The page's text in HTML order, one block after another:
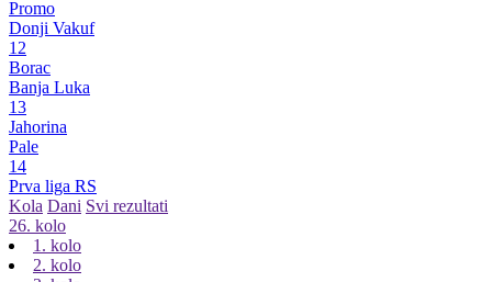
Promo
Donji Vakuf
12
Borac
Banja Luka
13
Jahorina
Pale
14
Prva liga RS
Kola Dani Svi rezultati
26. kolo
1. kolo
2. kolo